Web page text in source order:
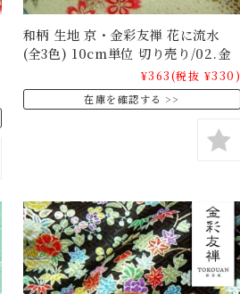
和柄 生地 京・金彩友禅 花に流水
(全3色) 10cm単位 切り売り/02.金
¥363(税抜 ¥330)
在庫を確認する